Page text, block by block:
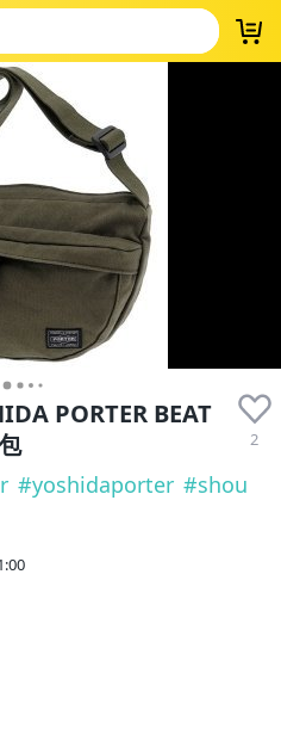
PORTER BEAT
2
#yoshidaporter #shou